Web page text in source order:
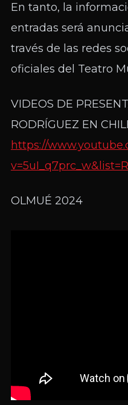
En tanto, la
entradas será
través de las redes
oficiales del Teatro
VIDEOS DE
RODRÍGUEZ EN
https://
OLMUÉ 2024